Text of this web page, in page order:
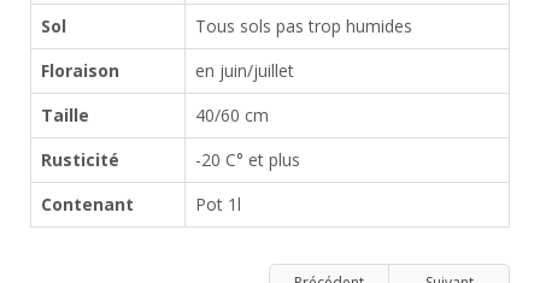
Sol
Tous sols pas trop humides
Floraison
en juin/juillet
Taille
40/60 cm
Rusticité
-20 C° et plus
Contenant
Pot 1l